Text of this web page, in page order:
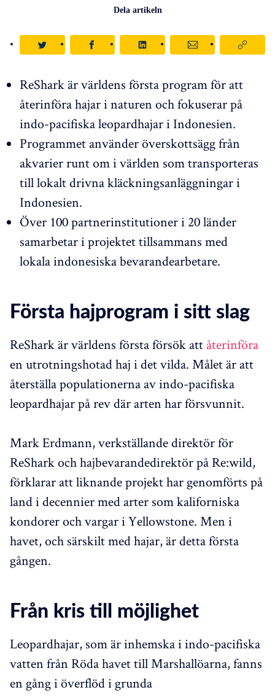
Dela artikeln
ReShark är världens första program för att
återinföra hajar i naturen och fokuserar på
indo-pacifiska leopardhajar i Indonesien.
Programmet använder överskottsägg från
akvarier runt om i världen som transporteras
till lokalt drivna kläckningsanläggningar i
Indonesien.
Över 100 partnerinstitutioner i 20 länder
samarbetar i projektet tillsammans med
lokala indonesiska bevarandearbetare.
Första hajprogram i sitt slag
ReShark är världens första försök att återinföra
en utrotningshotad haj i det vilda. Målet är att
återställa populationerna av indo-pacifiska
leopardhajar på rev där arten har försvunnit.
Mark Erdmann, verkställande direktör för
ReShark och hajbevarandedirektör på Re:wild,
förklarar att liknande projekt har genomförts på
land i decennier med arter som kaliforniska
kondorer och vargar i Yellowstone. Men i
havet, och särskilt med hajar, är detta första
gången.
Från kris till möjlighet
Leopardhajar, som är inhemska i indo-pacifiska
vatten från Röda havet till Marshallöarna, fanns
en gång i överflöd i grunda